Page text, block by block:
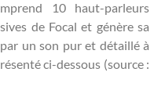
10 haut-parleurs
de Focal et génère sa
un son pur et détaillé à
ci-dessous (source :